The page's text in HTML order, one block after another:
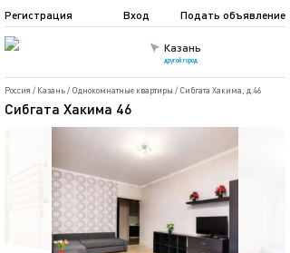
Казань
другой город
Подать объявление
Регистрация Вход
Россия / Казань/ Однокомнатные квартиры / Сибгата Хакима, д.46
Сибгата Хакима 46